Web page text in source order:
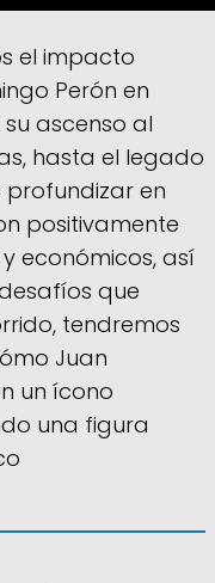
el impacto
Perón en
ascenso al
hasta el legado
profundizar en
positivamente
económicos, así
que
tendremos
Juan
un ícono
una figura